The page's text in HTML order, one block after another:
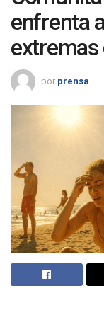
enfrenta
extremas
por prensa